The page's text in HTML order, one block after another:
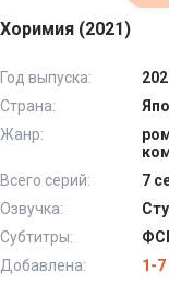
Хоримия (2021)
Год выпуска:
Страна:
Жанр:
Всего серий:
7
Озвучка:
Субтитры:
Добавлена:
1-7